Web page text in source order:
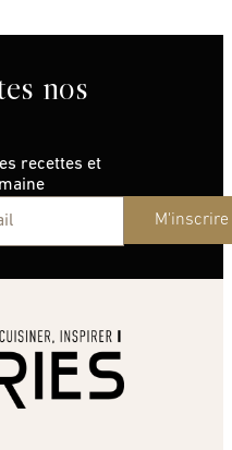
nos
recettes et
M'inscrire